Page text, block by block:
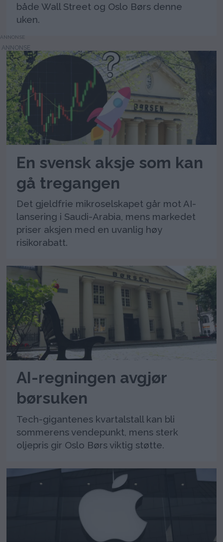
både Wall Street og Oslo Børs denne
uken.
ANNONSE
En svensk aksje som kan
gå tregangen
Det gjeldfrie mikroselskapet går mot AI-
lansering i Saudi-Arabia, mens markedet
priser aksjen med en uvanlig høy
risikorabatt.
AI-regningen avgjør
børsuken
Tech-gigantenes kvartalstall kan bli
sommerens vendepunkt, mens sterk
oljepris gir Oslo Børs viktig støtte.